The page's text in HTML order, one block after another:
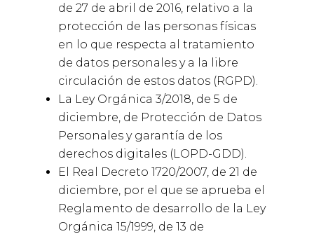
de 27 de abril de 2016, relativo a la
protección de las personas físicas
en lo que respecta al tratamiento
de datos personales y a la libre
circulación de estos datos (RGPD).
La Ley Orgánica 3/2018, de 5 de
diciembre, de Protección de Datos
Personales y garantía de los
derechos digitales (LOPD-GDD).
El Real Decreto 1720/2007, de 21 de
diciembre, por el que se aprueba el
Reglamento de desarrollo de la Ley
Orgánica 15/1999, de 13 de